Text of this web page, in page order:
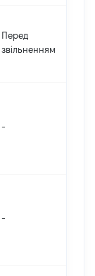
Перед
звільненням
-
-